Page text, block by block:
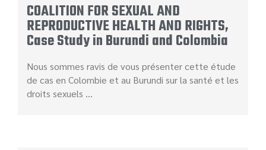
COALITION FOR SEXUAL AND
REPRODUCTIVE HEALTH AND RIGHTS,
Case Study in Burundi and Colombia
Nous sommes ravis de vous présenter cette étude
de cas en Colombie et au Burundi sur la santé et les
droits sexuels …